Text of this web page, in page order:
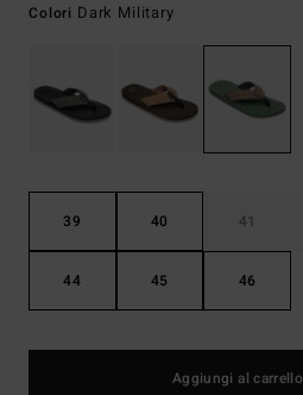
Colori Dark Military
39 40 41
44 45 46
Aggiungi al carrello